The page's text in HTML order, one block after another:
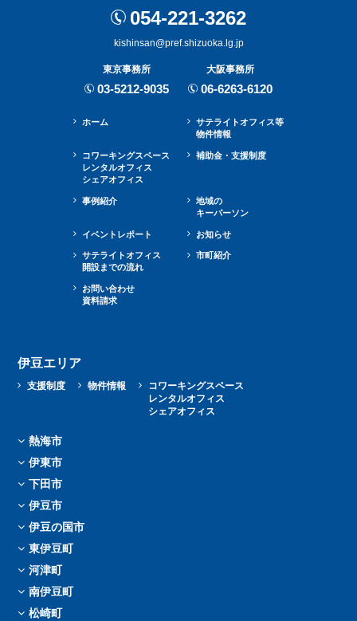
054-221-3262
kishinsan@pref.shizuoka.lg.jp
東京事務所
03-5212-9035
大阪事務所
06-6263-6120
ホーム
サテライトオフィス等
物件情報
コワーキングスペース
レンタルオフィス
シェアオフィス
補助金・⽀援制度
事例紹介
地域の
キーパーソン
イベントレポート お知らせ
サテライトオフィス
開設までの流れ
市町紹介
お問い合わせ
資料請求
伊豆エリア
支援制度 物件情報
コワーキングスペース
レンタルオフィス
シェアオフィス
熱海市
伊東市
下田市
伊豆市
伊豆の国市
東伊豆町
河津町
南伊豆町
松崎町